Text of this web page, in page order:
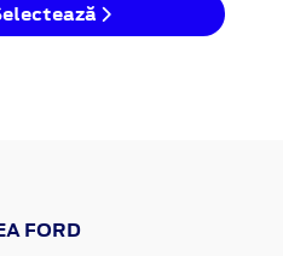
FORD